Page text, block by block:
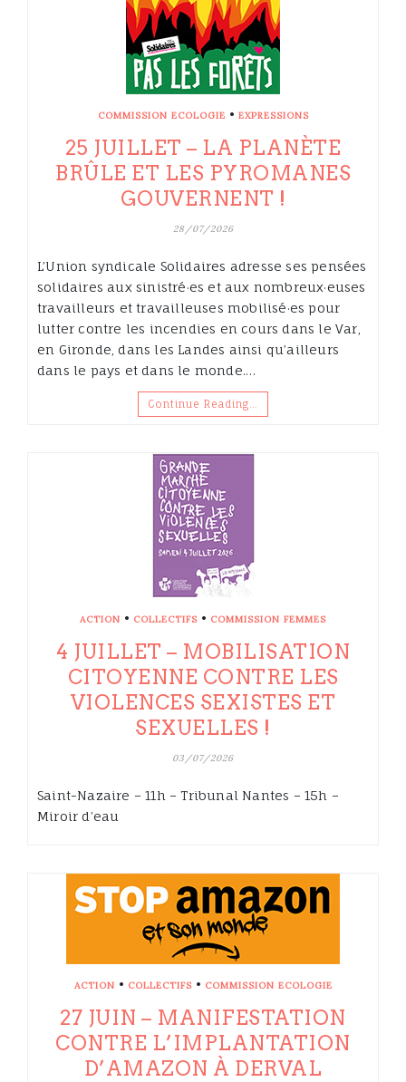
COMMISSION ECOLOGIE • EXPRESSIONS
25 JUILLET – LA PLANÈTE
BRÛLE ET LES PYROMANES
GOUVERNENT !
28/07/2026
L’Union syndicale Solidaires adresse ses pensées
solidaires aux sinistré·es et aux nombreux·euses
travailleurs et travailleuses mobilisé·es pour
lutter contre les incendies en cours dans le Var,
en Gironde, dans les Landes ainsi qu’ailleurs
dans le pays et dans le monde.…
Continue Reading…
ACTION • COLLECTIFS • COMMISSION FEMMES
4 JUILLET – MOBILISATION
CITOYENNE CONTRE LES
VIOLENCES SEXISTES ET
SEXUELLES !
03/07/2026
Saint-Nazaire – 11h – Tribunal Nantes – 15h –
Miroir d’eau
ACTION • COLLECTIFS• COMMISSION ECOLOGIE
27 JUIN – MANIFESTATION
CONTRE L’IMPLANTATION
D’AMAZON À DERVAL